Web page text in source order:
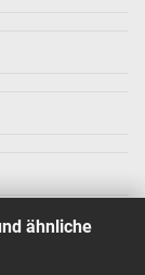
ähnliche